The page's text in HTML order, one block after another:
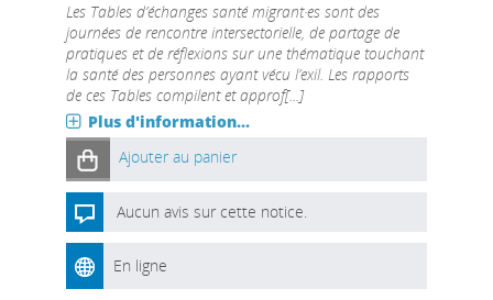
Les Tables d’échanges santé migrant·es sont des
journées de rencontre intersectorielle, de partage de
pratiques et de réflexions sur une thématique touchant
la santé des personnes ayant vécu l’exil. Les rapports
de ces Tables compilent et approf[...]
Plus d'information...
Ajouter au panier
Aucun avis sur cette notice.
En ligne